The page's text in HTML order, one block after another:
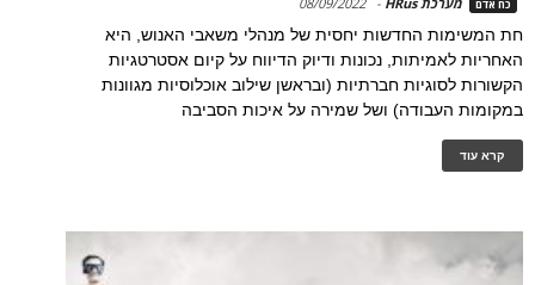
כח אדם
חת המשימות החדשות יחסית של מנהלי משאבי האנוש, היא
האחריות לאמיתות, נכונות ודיוק הדיווח על קיום אסטרטגיות
הקשורות לסוגיות חברתיות (ובראשן שילוב אוכלוסיות מגוונות
במקומות העבודה) ושל שמירה על איכות הסביבה
קרא עוד